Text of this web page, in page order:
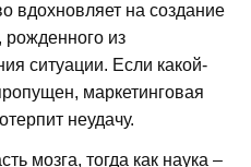
вдохновляет на создание
рожденного из
ситуации. Если какой-
маркетинговая
неудачу.
мозга, тогда как наука –